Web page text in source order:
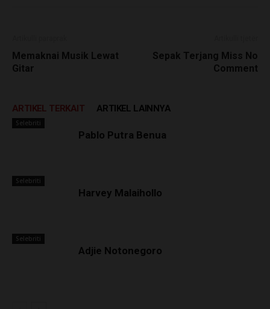
Memaknai Musik Lewat
Gitar
Sepak Terjang Miss No
Comment
ARTIKEL TERKAIT ARTIKEL LAINNYA
Selebriti
Pablo Putra Benua
Selebriti
Harvey Malaihollo
Selebriti
Adjie Notonegoro